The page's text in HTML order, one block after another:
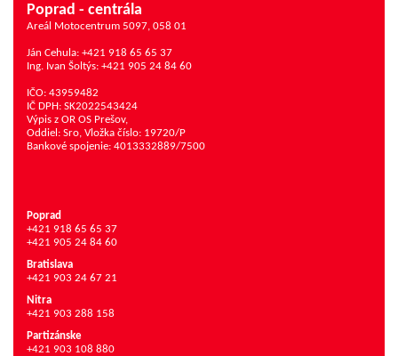
Poprad - centrála
Areál Motocentrum 5097, 058 01
Ján Cehula: +421 918 65 65 37
Ing. Ivan Šoltýs: +421 905 24 84 60
IČO: 43959482
IČ DPH: SK2022543424
Výpis z OR OS Prešov,
Oddiel: Sro, Vložka číslo: 19720/P
Bankové spojenie: 4013332889/7500
Poprad
+421 918 65 65 37
+421 905 24 84 60
Bratislava
+421 903 24 67 21
Nitra
+421 903 288 158
Partizánske
+421 903 108 880